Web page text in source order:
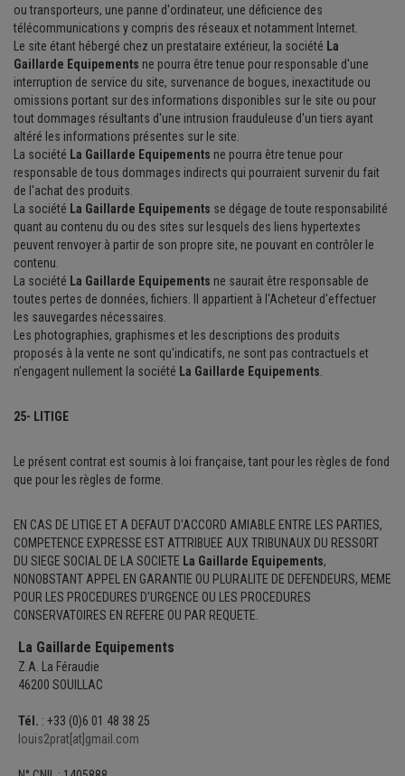
ou transporteurs, une panne d'ordinateur, une déficience des
télécommunications y compris des réseaux et notamment Internet.
Le site étant hébergé chez un prestataire extérieur, la société La
Gaillarde Equipements ne pourra être tenue pour responsable d'une
interruption de service du site, survenance de bogues, inexactitude ou
omissions portant sur des informations disponibles sur le site ou pour
tout dommages résultants d'une intrusion frauduleuse d'un tiers ayant
altéré les informations présentes sur le site.
La société La Gaillarde Equipements ne pourra être tenue pour
responsable de tous dommages indirects qui pourraient survenir du fait
de l'achat des produits.
La société La Gaillarde Equipements se dégage de toute responsabilité
quant au contenu du ou des sites sur lesquels des liens hypertextes
peuvent renvoyer à partir de son propre site, ne pouvant en contrôler le
contenu.
La société La Gaillarde Equipements ne saurait être responsable de
toutes pertes de données, fichiers. Il appartient à l'Acheteur d'effectuer
les sauvegardes nécessaires.
Les photographies, graphismes et les descriptions des produits
proposés à la vente ne sont qu'indicatifs, ne sont pas contractuels et
n'engagent nullement la société La Gaillarde Equipements
25- LITIGE
Le présent contrat est soumis à loi française, tant pour les règles de fond
que pour les règles de forme.
EN CAS DE LITIGE ET A DEFAUT D'ACCORD AMIABLE ENTRE LES PARTIES,
COMPETENCE EXPRESSE EST ATTRIBUEE AUX TRIBUNAUX DU RESSORT
DU SIEGE SOCIAL DE LA SOCIETE La Gaillarde Equipements,
NONOBSTANT APPEL EN GARANTIE OU PLURALITE DE DEFENDEURS, MEME
POUR LES PROCEDURES D'URGENCE OU LES PROCEDURES
CONSERVATOIRES EN REFERE OU PAR REQUETE.
La Gaillarde Equipements
Z.A. La Féraudie
46200 SOUILLAC
Tél. : +33 (0)6 01 48 38 25
louis2prat[at]gmail.com